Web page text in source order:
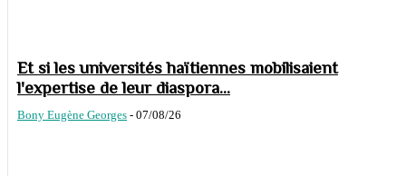
Et si les universités haïtiennes mobilisaient
l'expertise de leur diaspora...
Bony Eugène Georges - 07/08/26